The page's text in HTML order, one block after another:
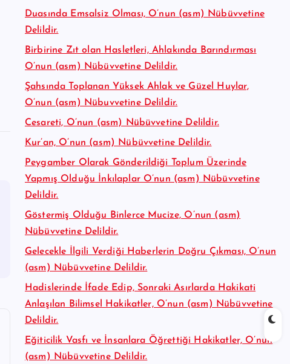
Duasında Emsalsiz Olması, O’nun (asm) Nübüvvetine
Delildir.
Birbirine Zıt olan Hasletleri, Ahlakında Barındırması
O’nun (asm) Nübüvvetine Delildir.
Şahsında Toplanan Yüksek Ahlak ve Güzel Huylar,
O’nun (asm) Nübuvvetine Delildir.
Cesareti, O’nun (asm) Nübüvvetine Delildir.
Kur’an, O’nun (asm) Nübüvvetine Delildir.
Peygamber Olarak Gönderildiği Toplum Üzerinde
Yapmış Olduğu İnkılaplar O’nun (asm) Nübüvvetine
Delildir.
Göstermiş Olduğu Binlerce Mucize, O’nun (asm)
Nübüvvetine Delildir.
Gelecekle İlgili Verdiği Haberlerin Doğru Çıkması, O’nun
(asm) Nübüvvetine Delildir.
Hadislerinde İfade Edip, Sonraki Asırlarda Hakikati
Anlaşılan Bilimsel Hakikatler, O’nun (asm) Nübüvvetine
Delildir.
Eğiticilik Vasfı ve İnsanlara Öğrettiği Hakikatler, O’nun
(asm) Nübüvvetine Delildir.